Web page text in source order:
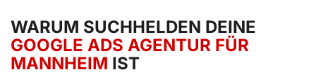
WARUM SUCHHELDEN DEINE
GOOGLE ADS AGENTUR FÜR
MANNHEIM IST